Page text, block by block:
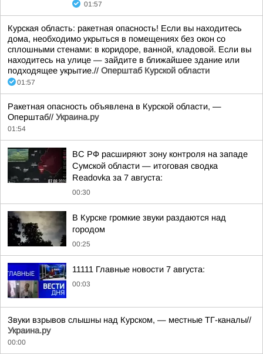
01:57
Курская область: ракетная опасность! Если вы находитесь
дома, необходимо укрыться в помещениях без окон со
сплошными стенами: в коридоре, ванной, кладовой. Если вы
находитесь на улице — зайдите в ближайшее здание или
подходящее укрытие.// Оперштаб Курской области
01:57
Ракетная опасность объявлена в Курской области, —
Оперштаб// Украина.ру
01:54
ВС РФ расширяют зону контроля на западе
Сумской области — итоговая сводка
Readovka за 7 августа:
00:30
В Курске громкие звуки раздаются над
городом
00:25
11111 Главные новости 7 августа:
00:03
Звуки взрывов слышны над Курском, — местные ТГ-каналы//
Украина.ру
00:00